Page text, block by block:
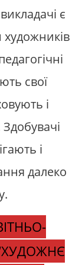
є
свої
і
і
далеко